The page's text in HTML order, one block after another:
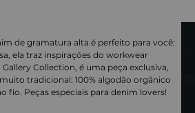
de gramatura alta é perfeito para você:
ela traz inspirações do workwear
Collection, é uma peça exclusiva,
tradicional: 100% algodão orgânico
fio. Peças especiais para denim lovers!